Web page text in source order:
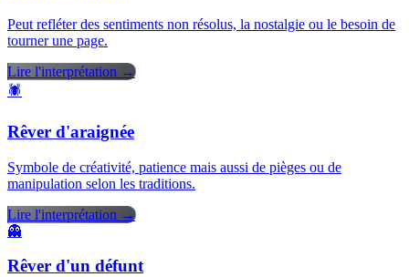
Peut refléter des sentiments non résolus, la nostalgie ou le besoin de
tourner une page.
Lire l'interprétation →
🕷️
Rêver d'araignée
Symbole de créativité, patience mais aussi de pièges ou de
manipulation selon les traditions.
Lire l'interprétation →
👻
Rêver d'un défunt